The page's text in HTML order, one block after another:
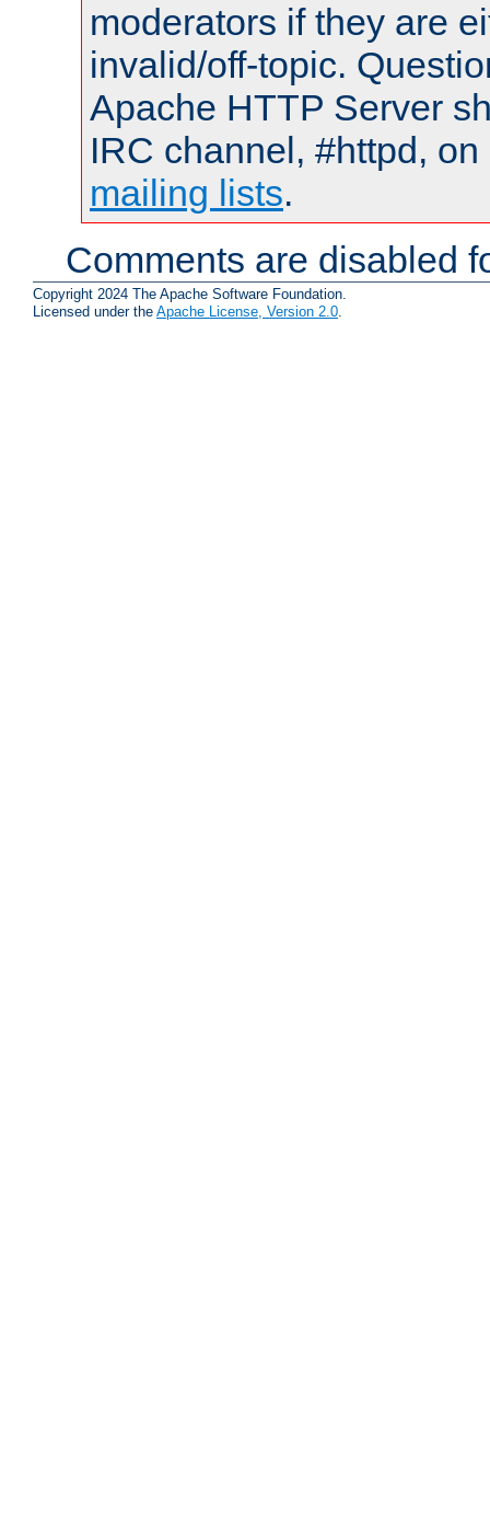
moderators if they are
invalid/off-topic.
Apache HTTP Server
IRC channel, #httpd,
mailing lists.
Comments are disabled
Copyright 2024 The Apache Software Foundation.
Licensed under the Apache License, Version 2.0